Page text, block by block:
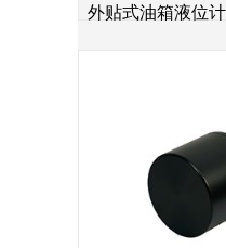
外贴式油箱液位